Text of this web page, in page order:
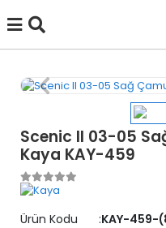
Scenic II 03-05
Kaya KAY-459
Ürün Kodu
KAY-459-